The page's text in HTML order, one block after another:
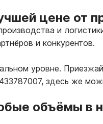
цене от
и
и конкурентов.
уровне.
здесь же
объёмы в